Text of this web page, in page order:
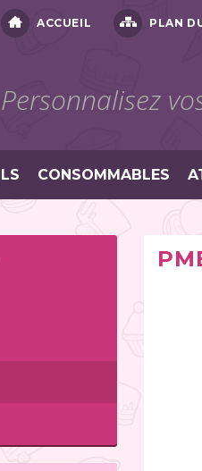
ACCUEIL PLAN
Personnalisez
CONSOMMABLES